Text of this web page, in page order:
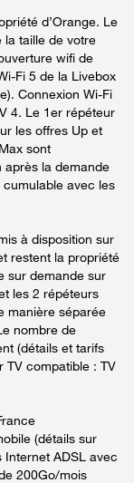
d’Orange. Le
la taille de votre
wifi de
Fi 5 de la Livebox
Connexion Wi-Fi
4. Le 1er répéteur
les offres Up et
sont
après la demande
cumulable avec les
à disposition sur
restent la propriété
sur demande sur
les 2 répéteurs
manière séparée
nombre de
(détails et tarifs
TV compatible : TV
(détails sur
ADSL avec
200Go/mois